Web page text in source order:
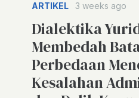
ARTIKEL 3 weeks ago
Dialektika
Membedah
Perbedaan
Kesalahan